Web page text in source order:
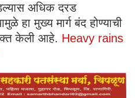
अधिक दरड
हा मुख्य मार्ग बंद होण्याची
केली आहे. Heavy rains